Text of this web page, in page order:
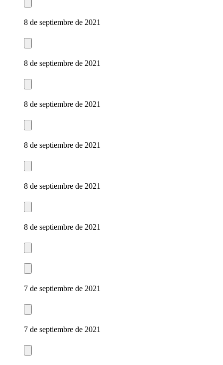
8 de septiembre de 2021
8 de septiembre de 2021
8 de septiembre de 2021
8 de septiembre de 2021
8 de septiembre de 2021
8 de septiembre de 2021
7 de septiembre de 2021
7 de septiembre de 2021